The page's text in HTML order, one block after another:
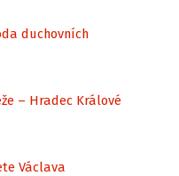
duchovních
– Hradec Králové
Václava